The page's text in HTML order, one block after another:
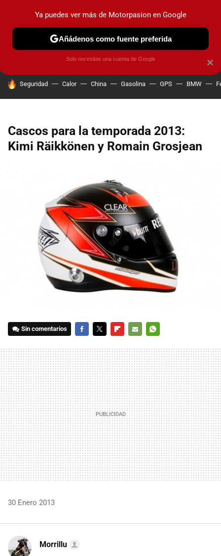
PRUEBAS COCHES ELÉCTRICOS OBSERVATORIO
HOY SE HABLA DE
Seguridad Calor China Gasolina GPS BMW
Cascos para la temporada 2013:
Kimi Räikkönen y Romain Grosjean
Sin comentarios
MAIL
30 Enero 2013
Morrillu
×
Ya puedes ver más de Motorpasion en Google
Añádenos como fuente preferida
Solo necesitas una cuenta de Google